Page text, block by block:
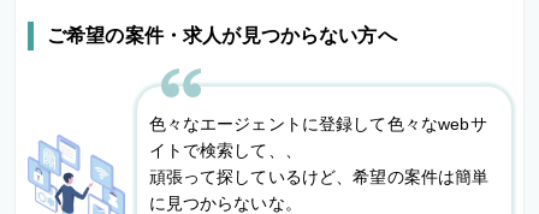
ご希望の案件・求人が見つからない方へ
色々なエージェントに登録して色々なwebサ
イトで検索して、、
頑張って探しているけど、希望の案件は簡単
に見つからないな。